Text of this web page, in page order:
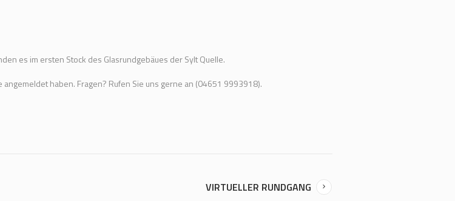
es im ersten Stock des Glasrundgebäues der Sylt Quelle.
haben. Fragen? Rufen Sie uns gerne an (04651 9993918).
VIRTUELLER RUNDGANG